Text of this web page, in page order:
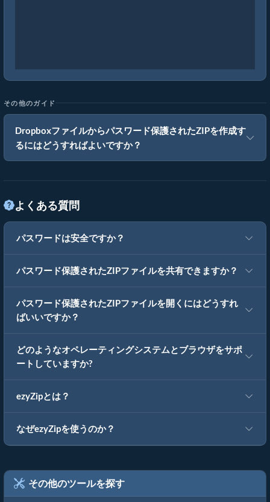
その他のガイド
Dropboxファイルからパスワード保護されたZIPを作成す
るにはどうすればよいですか？
よくある質問
パスワードは安全ですか？
パスワード保護されたZIPファイルを共有できますか？
パスワード保護されたZIPファイルを開くにはどうすれ
ばいいですか？
どのようなオペレーティングシステムとブラウザをサポ
ートしていますか?
ezyZipとは？
なぜezyZipを使うのか？
その他のツールを探す